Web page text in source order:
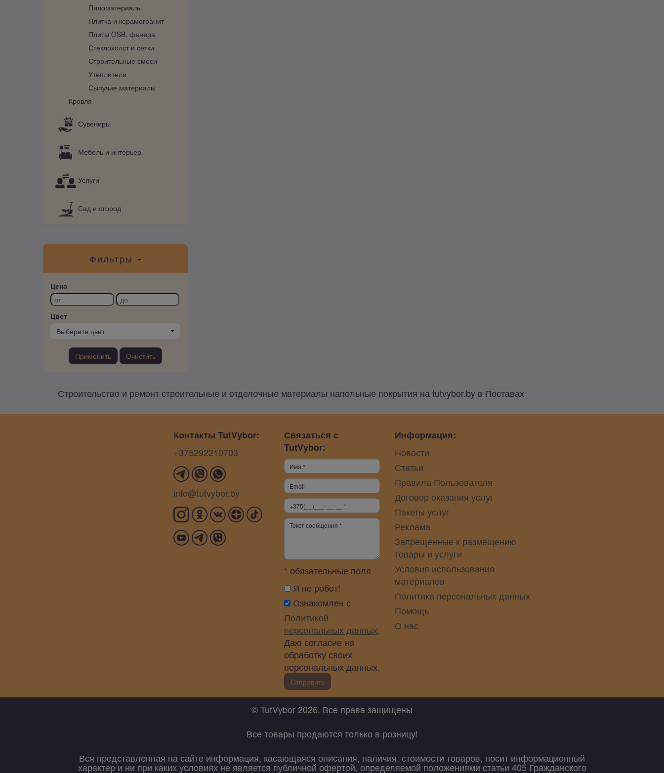
Пиломатериалы
Плитка и керамогранит
Плиты OSB, фанера
Стеклохолст и сетки
Строительные смеси
Утеплители
Сыпучие материалы
Кровля
Сувениры
Мебель и интерьер
Услуги
Сад и огород
Фильтры
Цена
Цвет
Выберите цвет
Применить Очистить
Строительство и ремонт строительные и отделочные материалы напольные покрытия на tutvybor.by в Поставах
Контакты TutVybor:
+375292210703
info@tutvybor.by
Связаться с
TutVybor:
* обязательные поля
Я не робот!
Ознакомлен с
Политикой
персональных данных.
Даю согласие на
обработку своих
персональных данных.
Отправить
Информация:
Новости
Статьи
Правила Пользователя
Договор оказания услуг
Пакеты услуг
Реклама
Запрещенные к размещению
товары и услуги
Условия использования
материалов
Политика персональных данных
Помощь
О нас
© TutVybor 2026. Все права защищены
Все товары продаются только в розницу!
Вся представленная на сайте информация, касающаяся описания, наличия, стоимости товаров, носит информационный
характер и ни при каких условиях не является публичной офертой, определяемой положениями статьи 405 Гражданского